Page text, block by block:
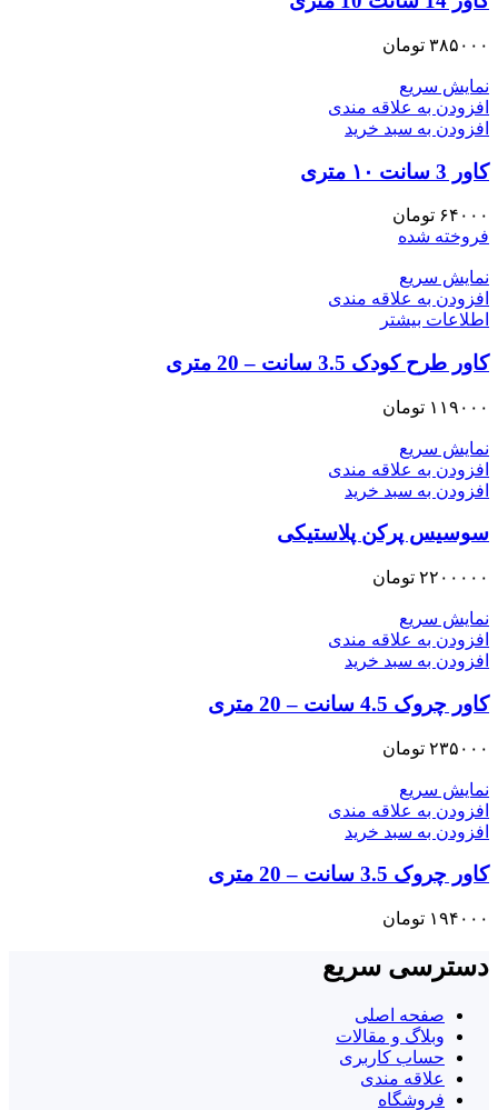
۳۸۵۰۰۰ تومان
نمایش سریع
افزودن به علاقه مندی
افزودن به سبد خرید
کاور 3 سانت ۱۰ متری
۶۴۰۰۰ تومان
فروخته شده
نمایش سریع
افزودن به علاقه مندی
اطلاعات بیشتر
کاور طرح کودک 3.5 سانت – 20 متری
۱۱۹۰۰۰ تومان
نمایش سریع
افزودن به علاقه مندی
افزودن به سبد خرید
سوسیس پرکن پلاستیکی
۲۲۰۰۰۰۰ تومان
نمایش سریع
افزودن به علاقه مندی
افزودن به سبد خرید
کاور چروک 4.5 سانت – 20 متری
۲۳۵۰۰۰ تومان
نمایش سریع
افزودن به علاقه مندی
افزودن به سبد خرید
کاور چروک 3.5 سانت – 20 متری
۱۹۴۰۰۰ تومان
دسترسی سریع
صفحه اصلی
وبلاگ و مقالات
حساب کاربری
علاقه مندی
فروشگاه